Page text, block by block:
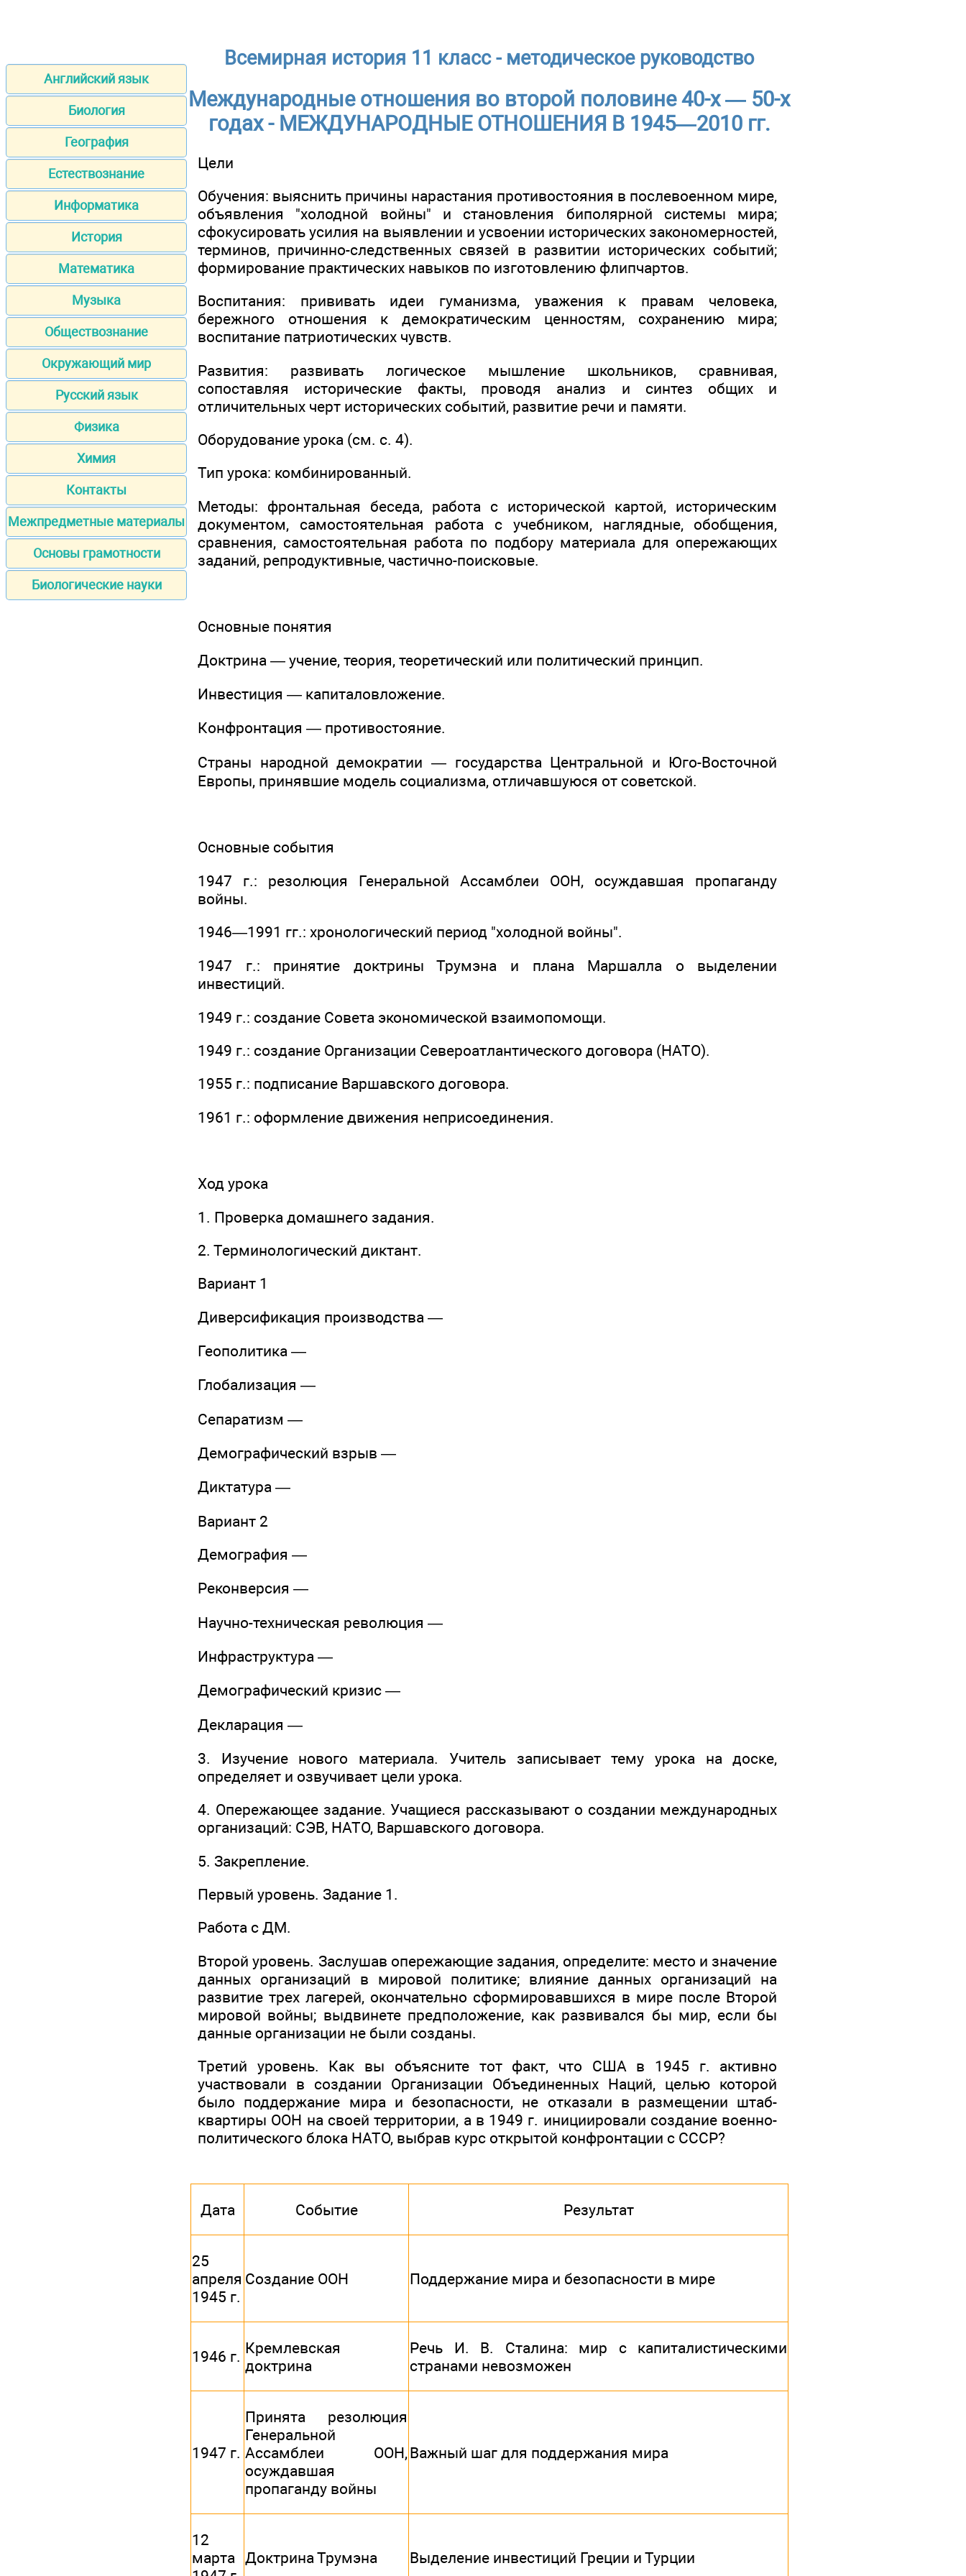
Английский язык
Биология
География
Естествознание
Информатика
История
Математика
Музыка
Обществознание
Окружающий мир
Русский язык
Физика
Химия
Контакты
Межпредметные материалы
Основы грамотности
Биологические науки
Всемирная история 11 класс - методическое руководство
Международные отношения во второй половине 40-х — 50-х
годах - МЕЖДУНАРОДНЫЕ ОТНОШЕНИЯ В 1945—2010 гг.
Цели
Обучения: выяснить причины нарастания противостояния в послевоенном мире,
объявления "холодной войны" и становления биполярной системы мира;
сфокусировать усилия на выявлении и усвоении исторических закономерностей,
терминов, причинно-следственных связей в развитии исторических событий;
формирование практических навыков по изготовлению флипчартов.
Воспитания: прививать идеи гуманизма, уважения к правам человека,
бережного отношения к демократическим ценностям, сохранению мира;
воспитание патриотических чувств.
Развития: развивать логическое мышление школьников, сравнивая,
сопоставляя исторические факты, проводя анализ и синтез общих и
отличительных черт исторических событий, развитие речи и памяти.
Оборудование урока (см. с. 4).
Тип урока: комбинированный.
Методы: фронтальная беседа, работа с исторической картой, историческим
документом, самостоятельная работа с учебником, наглядные, обобщения,
сравнения, самостоятельная работа по подбору материала для опережающих
заданий, репродуктивные, частично-поисковые.
Основные понятия
Доктрина — учение, теория, теоретический или политический принцип.
Инвестиция — капиталовложение.
Конфронтация — противостояние.
Страны народной демократии — государства Центральной и Юго-Восточной
Европы, принявшие модель социализма, отличавшуюся от советской.
Основные события
1947 г.: резолюция Генеральной Ассамблеи ООН, осуждавшая пропаганду
войны.
1946—1991 гг.: хронологический период "холодной войны".
1947 г.: принятие доктрины Трумэна и плана Маршалла о выделении
инвестиций.
1949 г.: создание Совета экономической взаимопомощи.
1949 г.: создание Организации Североатлантического договора (НАТО).
1955 г.: подписание Варшавского договора.
1961 г.: оформление движения неприсоединения.
Ход урока
1. Проверка домашнего задания.
2. Терминологический диктант.
Вариант 1
Диверсификация производства —
Геополитика —
Глобализация —
Сепаратизм —
Демографический взрыв —
Диктатура —
Вариант 2
Демография —
Реконверсия —
Научно-техническая революция —
Инфраструктура —
Демографический кризис —
Декларация —
3. Изучение нового материала. Учитель записывает тему урока на доске,
определяет и озвучивает цели урока.
4. Опережающее задание. Учащиеся рассказывают о создании международных
организаций: СЭВ, НАТО, Варшавского договора.
5. Закрепление.
Первый уровень. Задание 1.
Работа с ДМ.
Второй уровень. Заслушав опережающие задания, определите: место и значение
данных организаций в мировой политике; влияние данных организаций на
развитие трех лагерей, окончательно сформировавшихся в мире после Второй
мировой войны; выдвинете предположение, как развивался бы мир, если бы
данные организации не были созданы.
Третий уровень. Как вы объясните тот факт, что США в 1945 г. активно
участвовали в создании Организации Объединенных Наций, целью которой
было поддержание мира и безопасности, не отказали в размещении штаб-
квартиры ООН на своей территории, а в 1949 г. инициировали создание военно-
политического блока НАТО, выбрав курс открытой конфронтации с СССР?
Дата Событие Результат
25
апреля
1945 г.
Создание ООН Поддержание мира и безопасности в мире
1946 г. Кремлевская
доктрина
Речь И. В. Сталина: мир с капиталистическими
странами невозможен
1947 г.
Принята резолюция
Генеральной
Ассамблеи ООН,
осуждавшая
пропаганду войны
Важный шаг для поддержания мира
12
марта Доктрина Трумэна Выделение инвестиций Греции и Турции